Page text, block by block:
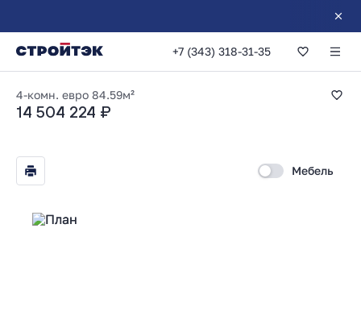
+7 (343) 318-31-35
3-комнатная
4-комн. евро 84.59м²
14 504 224 ₽
Мебель